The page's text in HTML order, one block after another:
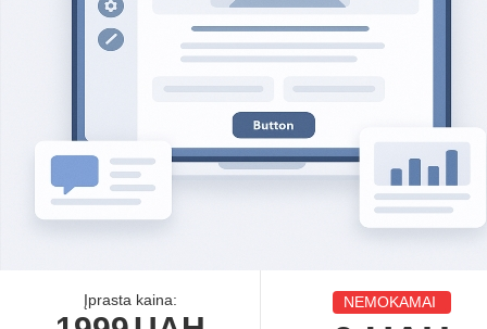
Įprasta kaina: NEMOKAMAI